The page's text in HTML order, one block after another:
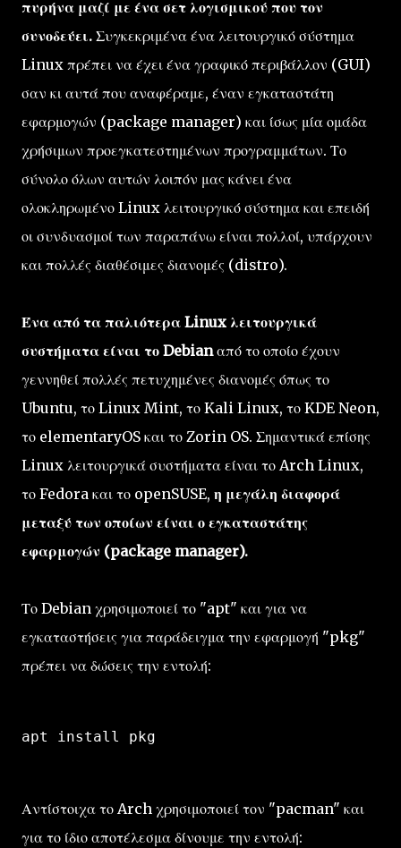
πυρήνα μαζί με ένα σετ λογισμικού που τον
συνοδεύει. Συγκεκριμένα ένα λειτουργικό σύστημα
Linux πρέπει να έχει ένα γραφικό περιβάλλον (GUI)
σαν κι αυτά που αναφέραμε, έναν εγκαταστάτη
εφαρμογών (package manager) και ίσως μία ομάδα
χρήσιμων προεγκατεστημένων προγραμμάτων. Το
σύνολο όλων αυτών λοιπόν μας κάνει ένα
ολοκληρωμένο Linux λειτουργικό σύστημα και επειδή
οι συνδυασμοί των παραπάνω είναι πολλοί, υπάρχουν
και πολλές διαθέσιμες διανομές (distro).
Ένα από τα παλιότερα Linux λειτουργικά
συστήματα είναι το Debianαπό το οποίο έχουν
γεννηθεί πολλές πετυχημένες διανομές όπως το
Ubuntu, το Linux Mint, το Kali Linux, το KDE Neon,
το elementaryOS και το Zorin OS. Σημαντικά επίσης
Linux λειτουργικά συστήματα είναι το Arch Linux,
το Fedora και το openSUSE, η μεγάλη διαφορά
μεταξύ των οποίων είναι ο εγκαταστάτης
εφαρμογών (package manager).
Το Debian χρησιμοποιεί το "apt" και για να
εγκαταστήσεις για παράδειγμα την εφαρμογή "pkg"
πρέπει να δώσεις την εντολή:
apt install pkg
Αντίστοιχα το Arch χρησιμοποιεί τον "pacman" και
για το ίδιο αποτέλεσμα δίνουμε την εντολή: